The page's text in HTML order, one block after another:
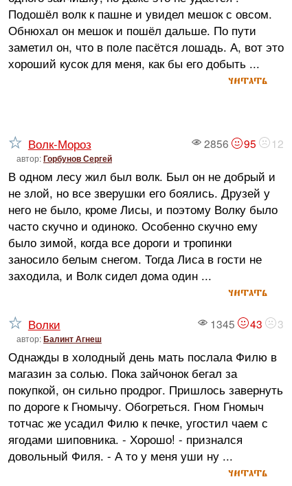
Подошёл волк к пашне и увидел мешок с овсом.
Обнюхал он мешок и пошёл дальше. По пути
заметил он, что в поле пасётся лошадь. А, вот это
хороший кусок для меня, как бы его добыть ...
читать
2856 95 12
Волк-Мороз
автор:Горбунов Сергей
В одном лесу жил был волк. Был он не добрый и
не злой, но все зверушки его боялись. Друзей у
него не было, кроме Лисы, и поэтому Волку было
часто скучно и одиноко. Особенно скучно ему
было зимой, когда все дороги и тропинки
заносило белым снегом. Тогда Лиса в гости не
заходила, и Волк сидел дома один ...
читать
1345 43 3
Волки
автор:Балинт Агнеш
Однажды в холодный день мать послала Филю в
магазин за солью. Пока зайчонок бегал за
покупкой, он сильно продрог. Пришлось завернуть
по дороге к Гномычу. Обогреться. Гном Гномыч
тотчас же усадил Филю к печке, угостил чаем с
ягодами шиповника. - Хорошо! - признался
довольный Филя. - А то у меня уши ну ...
читать